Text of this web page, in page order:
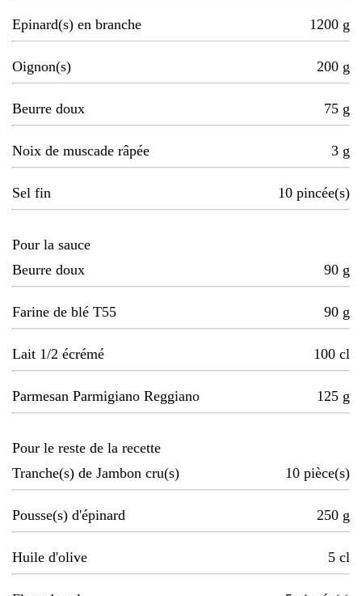
Epinard(s) en branche 1200 g
Oignon(s) 200 g
Beurre doux 75 g
Noix de muscade râpée 3 g
Sel fin 10 pincée(s)
Pour la sauce
Beurre doux
90 g
Farine de blé T55 90 g
Lait 1/2 écrémé 100 cl
Parmesan Parmigiano Reggiano 125 g
Pour le reste de la recette
Tranche(s) de Jambon cru(s)
10 pièce(s)
Pousse(s) d'épinard 250 g
Huile d'olive 5 cl